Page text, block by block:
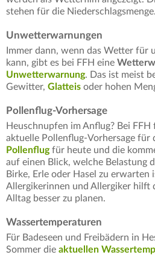
stehen für die Niederschlagsmenge.
Unwetterwarnungen
Immer dann, wenn das Wetter für
kann, gibt es bei FFH eine
Unwetterwarnung. Das ist meist
Gewitter, Glatteis oder hohen
Pollenflug-Vorhersage
Heuschnupfen im Anflug? Bei
aktuelle Pollenflug-Vorhersage für
Pollenflugfür heute und die
auf einen Blick, welche Belastung
Birke, Erle oder Hasel zu erwarten
Allergikerinnen und Allergiker hilft
Alltag besser zu planen.
Wassertemperaturen
Für Badeseen und Freibädern in
Sommer die aktuellen